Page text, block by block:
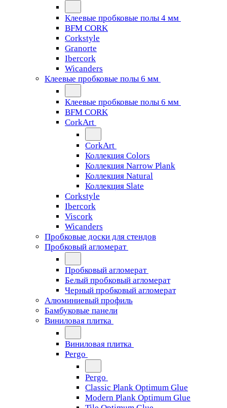
Клеевые пробковые полы 4 мм
BFM CORK
Corkstyle
Granorte
Ibercork
Wicanders
Клеевые пробковые полы 6 мм
Клеевые пробковые полы 6 мм
BFM CORK
CorkArt
CorkArt
Коллекция Colors
Коллекция Narrow Plank
Коллекция Natural
Коллекция Slate
Corkstyle
Ibercork
Viscork
Wicanders
Пробковые доски для стендов
Пробковый агломерат
Пробковый агломерат
Белый пробковый агломерат
Черный пробковый агломерат
Алюминиевый профиль
Бамбуковые панели
Виниловая плитка
Виниловая плитка
Pergo
Pergo
Classic Plank Optimum Glue
Modern Plank Optimum Glue